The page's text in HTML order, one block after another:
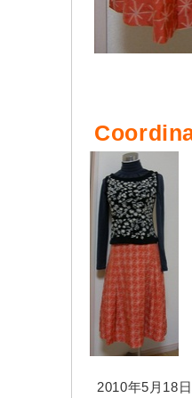
2010年5月18